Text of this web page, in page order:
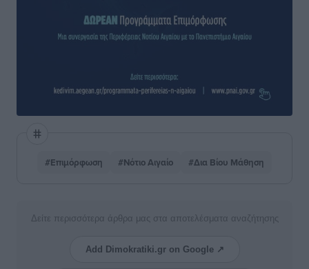
#Επιμόρφωση #Νότιο Αιγαίο #Δια Βίου Μάθηση
Δείτε περισσότερα άρθρα μας στα αποτελέσματα αναζήτησης
Add Dimokratiki.gr on Google ↗